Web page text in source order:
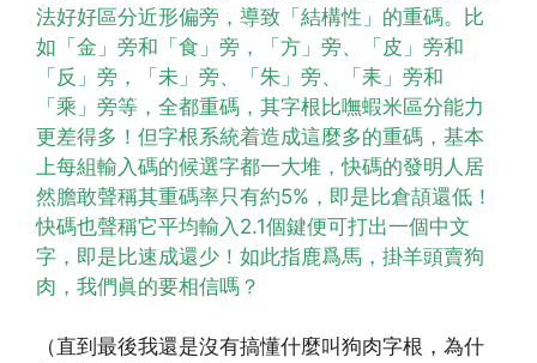
法好好區分近形偏旁，導致「結構性」的重碼。比
如「金」旁和「食」旁，「方」旁、「皮」旁和
「反」旁，「未」旁、「朱」旁、「耒」旁和
「乘」旁等，全都重碼，其字根比嘸蝦米區分能力
更差得多！但字根系統着造成這麼多的重碼，基本
上每組輸入碼的候選字都一大堆，快碼的發明人居
然膽敢聲稱其重碼率只有約5%，即是比倉頡還低！
快碼也聲稱它平均輸入2.1個鍵便可打出一個中文
字，即是比速成還少！如此指鹿爲馬，掛羊頭賣狗
肉，我們眞的要相信嗎？
（直到最後我還是沒有搞懂什麼叫狗肉字根，為什